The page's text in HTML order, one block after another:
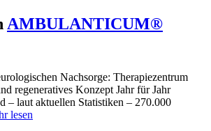
AMBULANTICUM®
Nachsorge: Therapiezentrum
regeneratives Konzept Jahr für Jahr
– laut aktuellen Statistiken – 270.000
lesen